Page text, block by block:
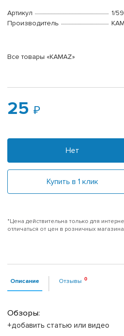
Артикул
1/
Производитель
Все товары «KAMAZ»
25
Нет
Купить в 1 клик
*Цена действительна только для
отличаться от цен в розничных
Описание Отзывы
Обзоры:
+добавить статью или видео